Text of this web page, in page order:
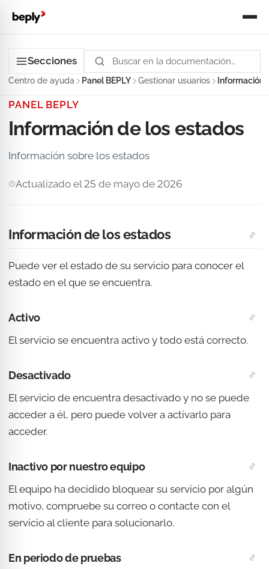
Secciones
Centro de ayuda Panel BEPLY Gestionar usuarios Información
PANEL BEPLY
Información de los estados
Información sobre los estados
Actualizado el 25 de mayo de 2026
Información de los estados
Puede ver el estado de su servicio para conocer el
estado en el que se encuentra.
Activo
El servicio se encuentra activo y todo está correcto.
Desactivado
El servicio de encuentra desactivado y no se puede
acceder a él, pero puede volver a activarlo para
acceder.
Inactivo por nuestro equipo
El equipo ha decidido bloquear su servicio por algún
motivo, compruebe su correo o contacte con el
servicio al cliente para solucionarlo.
En periodo de pruebas